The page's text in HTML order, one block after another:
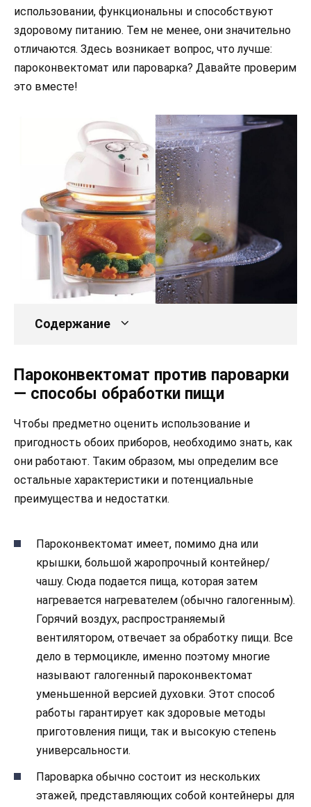
использовании, функциональны и способствуют
здоровому питанию. Тем не менее, они значительно
отличаются. Здесь возникает вопрос, что лучше:
пароконвектомат или пароварка? Давайте проверим
это вместе!
Содержание
Пароконвектомат против пароварки
— способы обработки пищи
Чтобы предметно оценить использование и
пригодность обоих приборов, необходимо знать, как
они работают. Таким образом, мы определим все
остальные характеристики и потенциальные
преимущества и недостатки.
Пароконвектомат имеет, помимо дна или
крышки, большой жаропрочный контейнер/
чашу. Сюда подается пища, которая затем
нагревается нагревателем (обычно галогенным).
Горячий воздух, распространяемый
вентилятором, отвечает за обработку пищи. Все
дело в термоцикле, именно поэтому многие
называют галогенный пароконвектомат
уменьшенной версией духовки. Этот способ
работы гарантирует как здоровые методы
приготовления пищи, так и высокую степень
универсальности.
Пароварка обычно состоит из нескольких
этажей, представляющих собой контейнеры для